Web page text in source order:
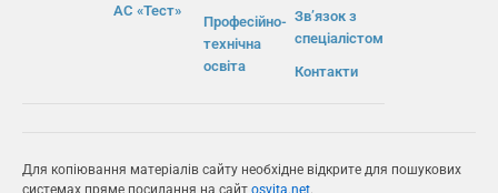
АС «Тест»
Професійно-
технічна
освіта
Зв’язок з
спеціалістом
Контакти
Для копіювання матеріалів сайту необхідне відкрите для пошукових
системах пряме посилання на сайт osvita.net.